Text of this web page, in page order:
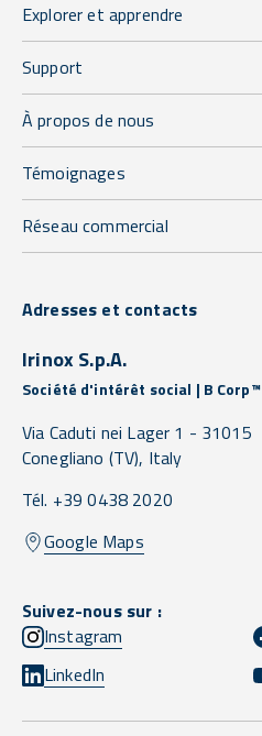
Explorer et apprendre
Support
À propos de nous
Témoignages
Réseau commercial
Adresses et contacts
Irinox S.p.A.
Société d'intérêt social | B Corp™
Via Caduti nei Lager 1 - 31015
Conegliano (TV), Italy
Tél. +39 0438 2020
Google Maps
Suivez-nous sur :
Instagram
LinkedIn